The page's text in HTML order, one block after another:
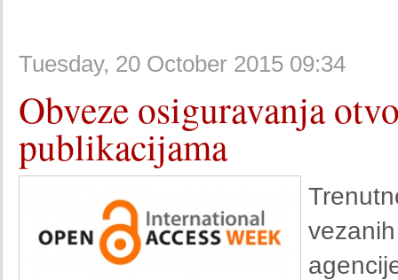
Tuesday, 20 October 2015 09:34
Obveze osiguravanja
publikacijama